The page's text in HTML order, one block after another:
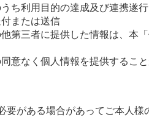
ち利用目的の達成及び連携遂
または送信
第三者に提供した情報は、本
意なく個人情報を提供すること
がある場合があってご本人様